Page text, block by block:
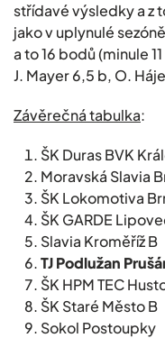
střídavé výsledky a z
jako v uplynulé
a to 16 bodů (minule
J. Mayer 6,5 b, O.
Závěrečná tabulka:
ŠK Duras BVK
Moravská
ŠK
ŠK GARDE
Slavia
TJ Podlužan
ŠK HPM TEC
ŠK Staré
Sokol